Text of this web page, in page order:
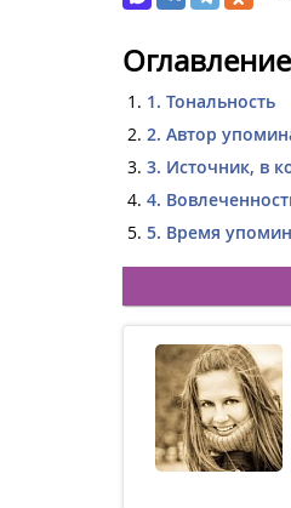
Оглавление
1. Тональность
2. Автор
3. Источник, в
4.
5. Время